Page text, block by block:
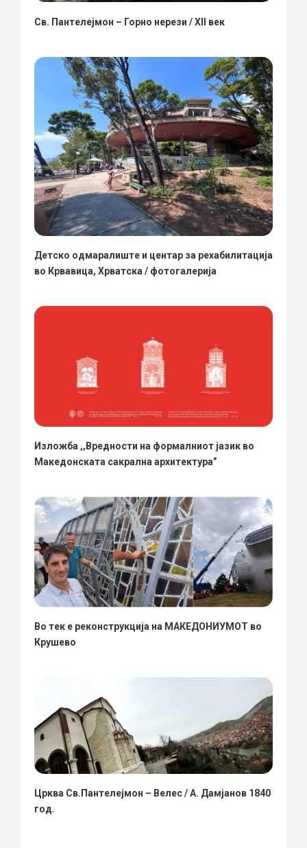
Св. Пантелејмон – Горно нерези / XII век
Детско одмаралиште и центар за рехабилитација
во Крвавица, Хрватска / фотогалерија
Изложба ,,Вредности на формалниот јазик во
Македонската сакрална архитектура”
Во тек е реконструкција на МАКЕДОНИУМОТ во
Крушево
Црква Св.Пантелејмон – Велес / А. Дамјанов 1840
год.